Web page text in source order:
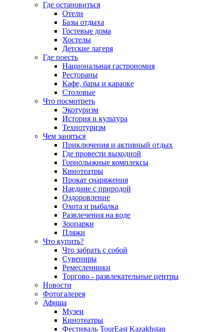
Где остановиться
Отели
Базы отдыха
Гостевые дома
Хостелы
Детские лагеря
Где поесть
Национальная гастрономия
Рестораны
Кафе, бары и караоке
Столовые
Что посмотреть
Экотуризм
История и культура
Технотуризм
Чем заняться
Приключения и активный отдых
Где провести выходной
Горнолыжные комплексы
Кинотеатры
Прокат снаряжения
Наедине с природой
Оздоровление
Охота и рыбалка
Развлечения на воде
Зоопарки
Пляжи
Что купить?
Что забрать с собой
Сувениры
Ремесленники
Торгово - развлекательные центры
Новости
Фотогалерея
Афиша
Музеи
Кинотеатры
Фестиваль TourEast Kazakhstan